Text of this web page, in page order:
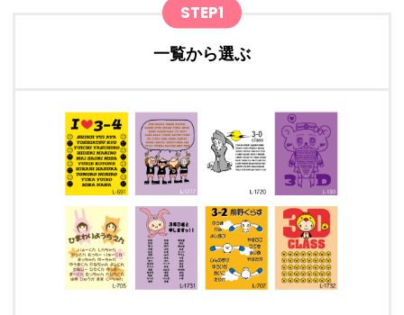
STEP1
一覧から選ぶ